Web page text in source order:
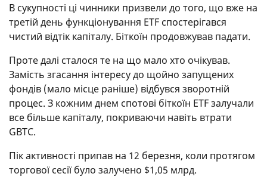
В сукупності ці чинники призвели до того, що вже на
третій день функціонування ETF спостерігався
чистий відтік капіталу. Біткоїн продовжував падати.
Проте далі сталося те на що мало хто очікував.
Замість згасання інтересу до щойно запущених
фондів (мало місце раніше) відбувся зворотній
процес. З кожним днем спотові біткоїн ETF залучали
все більше капіталу, покриваючи навіть втрати
GBTC.
Пік активності припав на 12 березня, коли протягом
торгової сесії було залучено $1,05 млрд.